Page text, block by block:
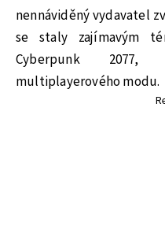
nennáviděný vydavatel
se staly zajímavým
Cyberpunk
multiplayerového modu.